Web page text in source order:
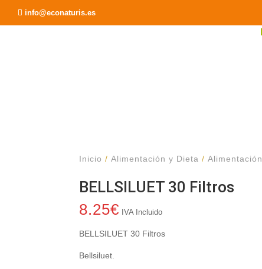
info@econaturis.es
Inicio /Alimentación y Dieta /Alimentación
BELLSILUET 30 Filtros
8.25€ IVA Incluido
BELLSILUET 30 Filtros
Bellsiluet.